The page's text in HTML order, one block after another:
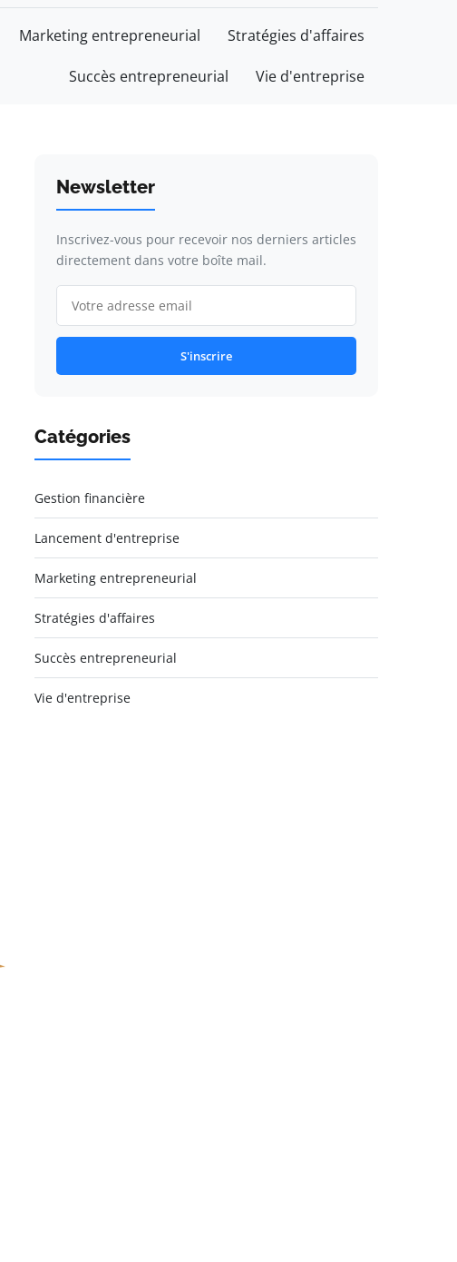
Marketing entrepreneurial Stratégies d'affaires
Succès entrepreneurial Vie d'entreprise
Newsletter
Inscrivez-vous pour recevoir nos derniers articles
directement dans votre boîte mail.
S'inscrire
Catégories
Gestion financière
Lancement d'entreprise
Marketing entrepreneurial
Stratégies d'affaires
Succès entrepreneurial
Vie d'entreprise